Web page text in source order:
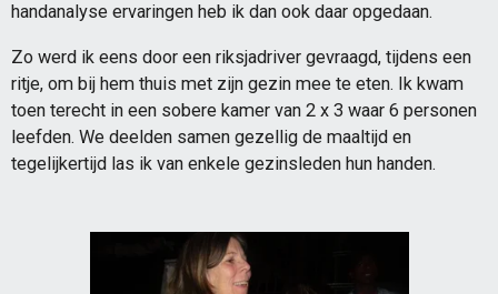
handanalyse ervaringen heb ik dan ook daar opgedaan.
Zo werd ik eens door een riksjadriver gevraagd, tijdens een
ritje, om bij hem thuis met zijn gezin mee te eten. Ik kwam
toen terecht in een sobere kamer van 2 x 3 waar 6 personen
leefden. We deelden samen gezellig de maaltijd en
tegelijkertijd las ik van enkele gezinsleden hun handen.